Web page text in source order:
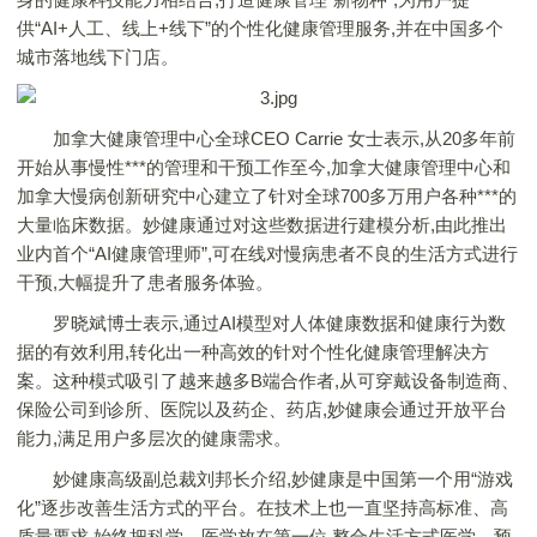
供“AI+人工、线上+线下”的个性化健康管理服务,并在中国多个
城市落地线下门店。
加拿大健康管理中心全球CEO Carrie 女士表示,从20多年前
开始从事慢性***的管理和干预工作至今,加拿大健康管理中心和
加拿大慢病创新研究中心建立了针对全球700多万用户各种***的
大量临床数据。妙健康通过对这些数据进行建模分析,由此推出
业内首个“AI健康管理师”,可在线对慢病患者不良的生活方式进行
干预,大幅提升了患者服务体验。
罗晓斌博士表示,通过AI模型对人体健康数据和健康行为数
据的有效利用,转化出一种高效的针对个性化健康管理解决方
案。这种模式吸引了越来越多B端合作者,从可穿戴设备制造商、
保险公司到诊所、医院以及药企、药店,妙健康会通过开放平台
能力,满足用户多层次的健康需求。
妙健康高级副总裁刘邦长介绍,妙健康是中国第一个用“游戏
化”逐步改善生活方式的平台。在技术上也一直坚持高标准、高